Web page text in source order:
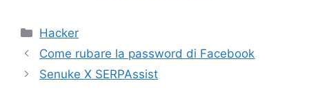
Categorie
Hacker
Come rubare la password di Facebook
Senuke X SERPAssist